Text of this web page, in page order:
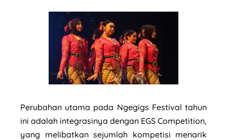
Perubahan utama pada Ngegigs Festival tahun
ini adalah integrasinya dengan EGS Competition,
yang melibatkan sejumlah kompetisi menarik